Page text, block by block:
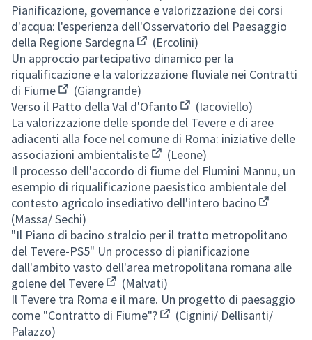
(Apre in una nuova scheda)
Pianificazione, governance e valorizzazione dei corsi
d'acqua: l'esperienza dell'Osservatorio del Paesaggio
della Regione Sardegna
(Apre in una nuova scheda)
(Ercolini)
Un approccio partecipativo dinamico per la
riqualificazione e la valorizzazione fluviale nei Contratti
di Fiume
(Apre in una nuova scheda)
(Giangrande)
Verso il Patto della Val d'Ofanto
(Apre in una nuova
(Iacoviello)
La valorizzazione delle sponde del Tevere e di aree
adiacenti alla foce nel comune di Roma: iniziative delle
associazioni ambientaliste
(Apre in una nuova scheda)
(Leone)
Il processo dell'accordo di fiume del Flumini Mannu, un
esempio di riqualificazione paesistico ambientale del
contesto agricolo insediativo dell'intero bacino
(Massa/ Sechi)
"Il Piano di bacino stralcio per il tratto metropolitano
del Tevere-PS5" Un processo di pianificazione
dall'ambito vasto dell'area metropolitana romana alle
golene del Tevere
(Apre in una nuova scheda)
(Malvati)
Il Tevere tra Roma e il mare. Un progetto di paesaggio
come "Contratto di Fiume"?
(Apre in una nuova scheda)
(Cignini/ Dellisanti/
Palazzo)